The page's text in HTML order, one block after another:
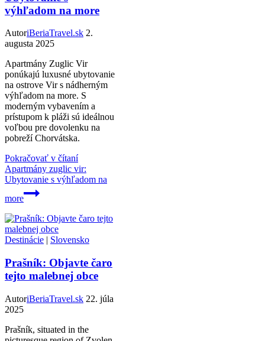
výhľadom na more
AutoriBeriaTravel.sk 2.
augusta 2025
Apartmány Zuglic Vir
ponúkajú luxusné ubytovanie
na ostrove Vir s nádherným
výhľadom na more. S
moderným vybavením a
prístupom k pláži sú ideálnou
voľbou pre dovolenku na
pobreží Chorvátska.
Pokračovať v čítaní
Apartmány zuglic vir:
Ubytovanie s výhľadom na
more
Destinácie | Slovensko
Prašník: Objavte čaro
tejto malebnej obce
AutoriBeriaTravel.sk 22. júla
2025
Prašník, situated in the